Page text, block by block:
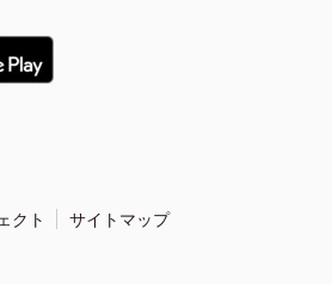
クト サイトマップ